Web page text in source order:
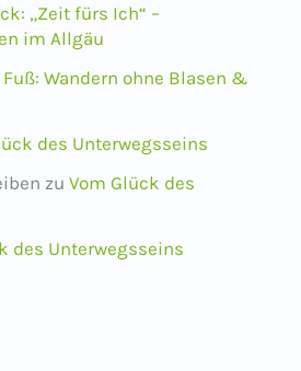
„Zeit fürs Ich“ –
im Allgäu
Wandern ohne Blasen &
des Unterwegsseins
zuVom Glück des
des Unterwegsseins